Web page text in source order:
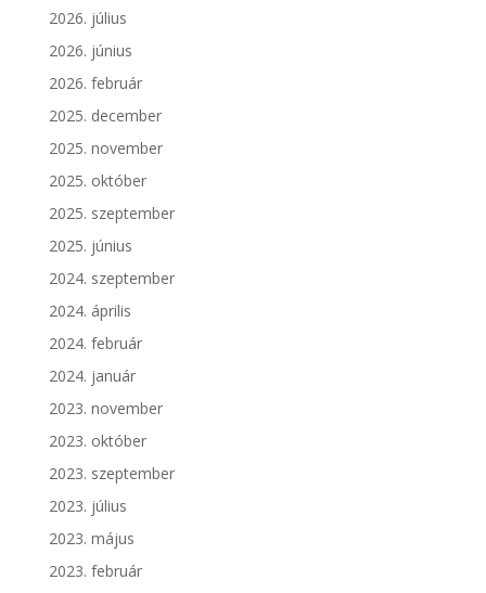
2026. július
2026. június
2026. február
2025. december
2025. november
2025. október
2025. szeptember
2025. június
2024. szeptember
2024. április
2024. február
2024. január
2023. november
2023. október
2023. szeptember
2023. július
2023. május
2023. február